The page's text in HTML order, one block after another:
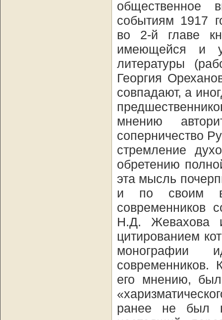
общественное
событиям 1917
во 2-й главе
имеющейся и
литературы
Георгия
совпадают, а
мнению
соперничество
стремление
обретению
эта мысль
и по своим
современников
Н.Д. Жевахова и
цитированием
монографии
современников.
его мнению,
ранее не был